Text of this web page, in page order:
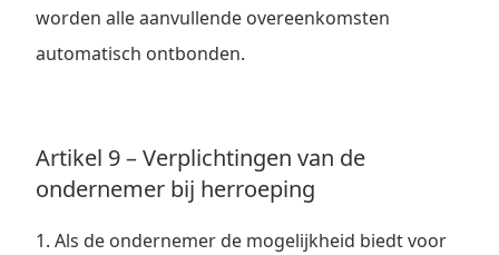
worden alle aanvullende overeenkomsten
automatisch ontbonden.
Artikel 9 – Verplichtingen van de
ondernemer bij herroeping
1. Als de ondernemer de mogelijkheid biedt voor